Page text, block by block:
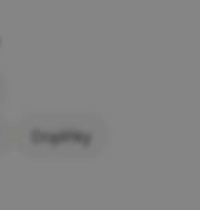
Doplňky